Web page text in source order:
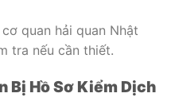
quan hải quan Nhật
tra nếu cần thiết.
Bị Hồ Sơ Kiểm Dịch